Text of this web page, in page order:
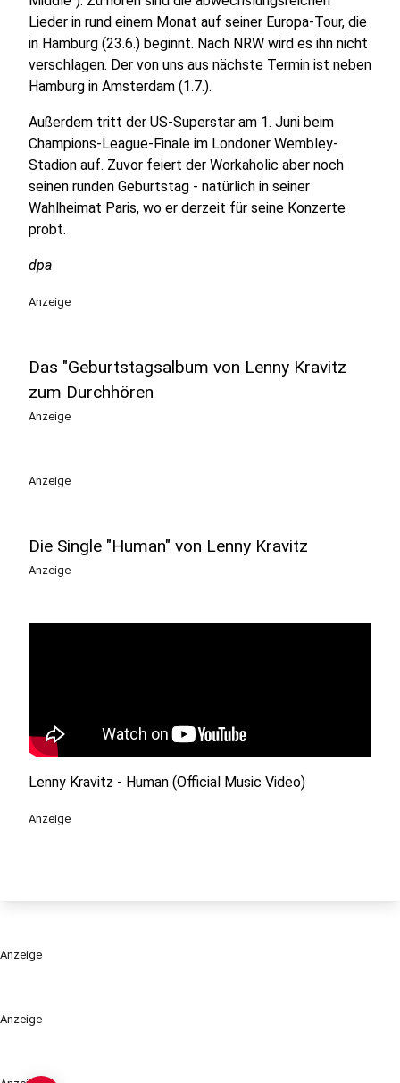
Anzeige
Lieder in rund einem Monat auf seiner Europa-Tour, die
in Hamburg (23.6.) beginnt. Nach NRW wird es ihn nicht
verschlagen. Der von uns aus nächste Termin ist neben
Hamburg in Amsterdam (1.7.).
Außerdem tritt der US-Superstar am 1. Juni beim
Champions-League-Finale im Londoner Wembley-
Stadion auf. Zuvor feiert der Workaholic aber noch
seinen runden Geburtstag - natürlich in seiner
Wahlheimat Paris, wo er derzeit für seine Konzerte
probt.
dpa
Anzeige
Das "Geburtstagsalbum von Lenny Kravitz
zum Durchhören
Anzeige
Anzeige
Die Single "Human" von Lenny Kravitz
Anzeige
Lenny Kravitz - Human (Official Music Video)
Anzeige
Anzeige